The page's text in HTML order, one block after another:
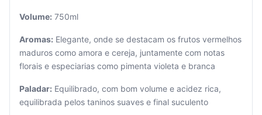
produtos
Volume: 750ml
Aromas: Elegante, onde se destacam os frutos vermelhos
maduros como amora e cereja, juntamente com notas
florais e especiarias como pimenta violeta e branca
Paladar: Equilibrado, com bom volume e acidez rica,
equilibrada pelos taninos suaves e final suculento